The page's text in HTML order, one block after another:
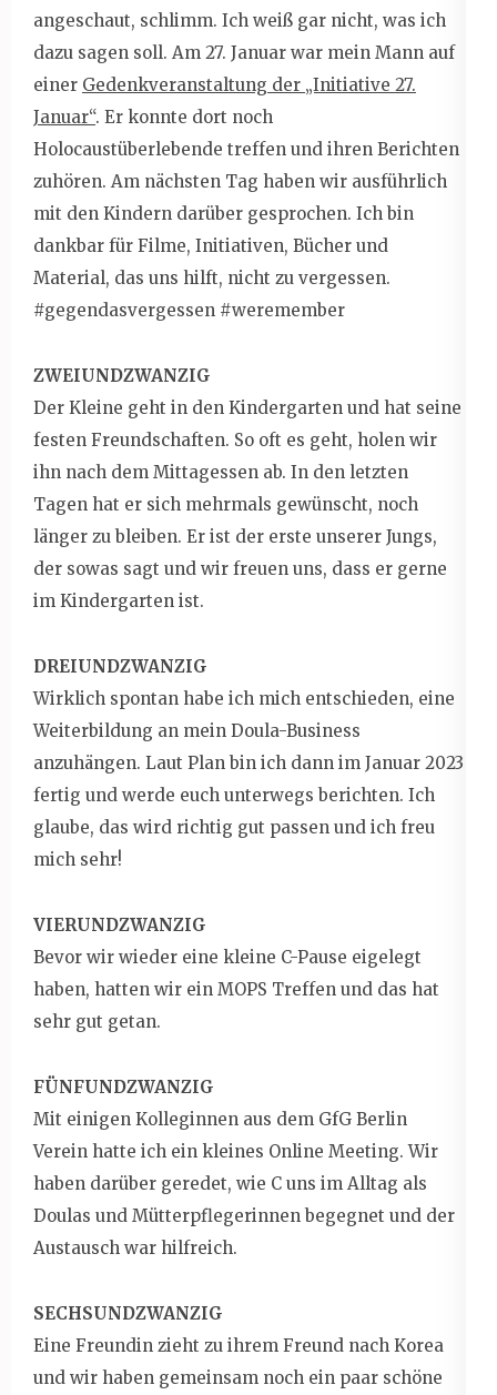
angeschaut, schlimm. Ich weiß gar nicht, was ich
dazu sagen soll. Am 27. Januar war mein Mann auf
einer Gedenkveranstaltung der „Initiative 27.
Januar“. Er konnte dort noch
Holocaustüberlebende treffen und ihren Berichten
zuhören. Am nächsten Tag haben wir ausführlich
mit den Kindern darüber gesprochen. Ich bin
dankbar für Filme, Initiativen, Bücher und
Material, das uns hilft, nicht zu vergessen.
#gegendasvergessen #weremember
ZWEIUNDZWANZIG
Der Kleine geht in den Kindergarten und hat seine
festen Freundschaften. So oft es geht, holen wir
ihn nach dem Mittagessen ab. In den letzten
Tagen hat er sich mehrmals gewünscht, noch
länger zu bleiben. Er ist der erste unserer Jungs,
der sowas sagt und wir freuen uns, dass er gerne
im Kindergarten ist.
DREIUNDZWANZIG
Wirklich spontan habe ich mich entschieden, eine
Weiterbildung an mein Doula-Business
anzuhängen. Laut Plan bin ich dann im Januar 2023
fertig und werde euch unterwegs berichten. Ich
glaube, das wird richtig gut passen und ich freu
mich sehr!
VIERUNDZWANZIG
Bevor wir wieder eine kleine C-Pause eigelegt
haben, hatten wir ein MOPS Treffen und das hat
sehr gut getan.
FÜNFUNDZWANZIG
Mit einigen Kolleginnen aus dem GfG Berlin
Verein hatte ich ein kleines Online Meeting. Wir
haben darüber geredet, wie C uns im Alltag als
Doulas und Mütterpflegerinnen begegnet und der
Austausch war hilfreich.
SECHSUNDZWANZIG
Eine Freundin zieht zu ihrem Freund nach Korea
und wir haben gemeinsam noch ein paar schöne